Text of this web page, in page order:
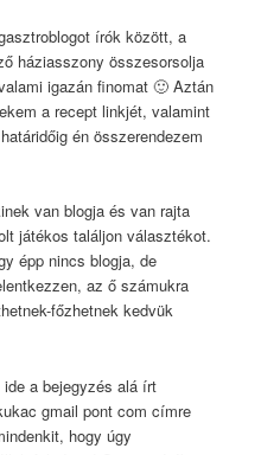
írók között, a
háziasszony összesorsolja
igazán finomat 🙂 Aztán
a recept linkjét, valamint
én összerendezem
van blogja és van rajta
játékos találjon választékot.
épp nincs blogja, de
az ő számukra
főzhetnek kedvük
ide a bejegyzés alá írt
gmail pont com címre
hogy úgy